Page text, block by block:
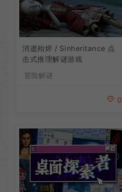
消逝殆烬 / Sinheritance 点
击式推理解谜游戏
冒险解谜
0